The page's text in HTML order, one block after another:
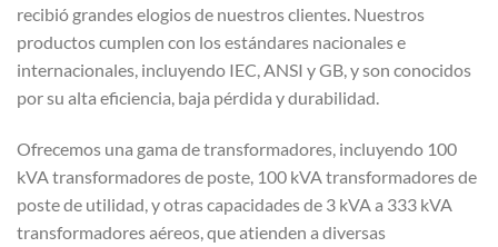
recibió grandes elogios de nuestros clientes. Nuestros
productos cumplen con los estándares nacionales e
internacionales, incluyendo IEC, ANSI y GB, y son conocidos
por su alta eficiencia, baja pérdida y durabilidad.
Ofrecemos una gama de transformadores, incluyendo 100
kVA transformadores de poste, 100 kVA transformadores de
poste de utilidad, y otras capacidades de 3 kVA a 333 kVA
transformadores aéreos, que atienden a diversas